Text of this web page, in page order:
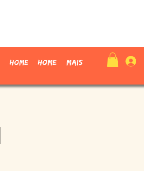
Home Home Mais